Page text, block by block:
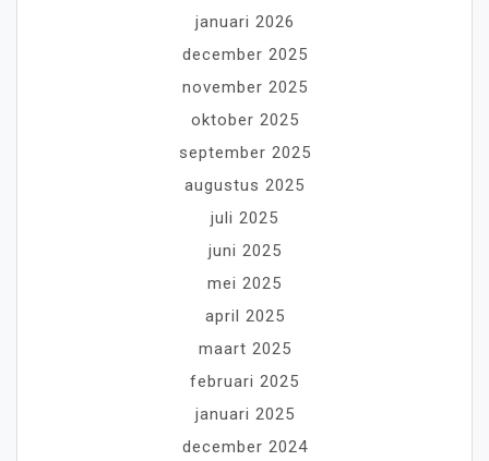
januari 2026
december 2025
november 2025
oktober 2025
september 2025
augustus 2025
juli 2025
juni 2025
mei 2025
april 2025
maart 2025
februari 2025
januari 2025
december 2024